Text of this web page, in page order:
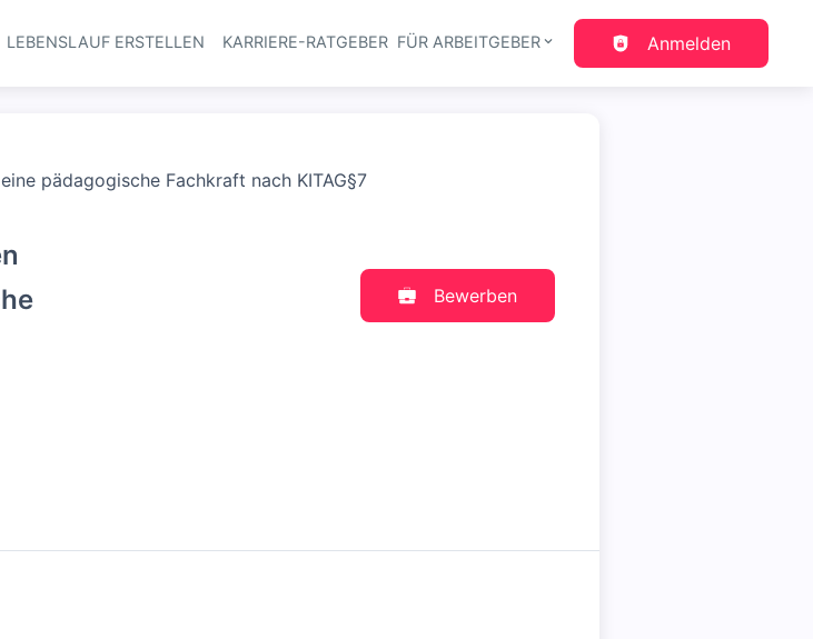
Haupt-Navigation
LEBENSLAUF ERSTELLEN KARRIERE-RATGEBER FÜR ARBEITGEBER Anmelden
pädagogische Fachkraft nach KITAG§7
Bewerben